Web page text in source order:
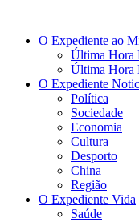
O Expediente ao
Última Hora
Última Hora
O Expediente
Política
Sociedade
Economia
Cultura
Desporto
China
Região
O Expediente Vida
Saúde